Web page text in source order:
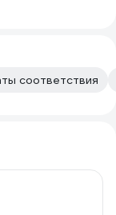
соответствия